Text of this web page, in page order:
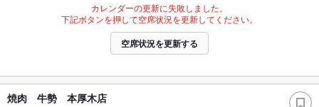
カレンダーの更新に失敗しました。
下記ボタンを押して空席状況を更新してください。
空席状況を更新する
焼肉 牛勢 本厚木店